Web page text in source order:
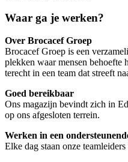
Waar ga je werken?
Over Brocacef Groep
Brocacef Groep is een
plekken waar mensen
terecht in een team dat streeft
Goed bereikbaar
Ons magazijn bevindt zich in
op ons afgesloten terrein.
Werken in een
Elke dag staan onze